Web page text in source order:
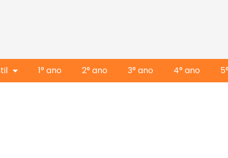
1° ano 2° ano 3° ano 4° ano